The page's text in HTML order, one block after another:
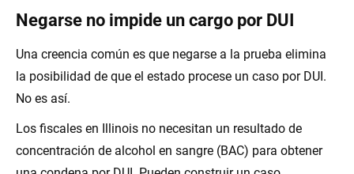
Negarse no impide un cargo por DUI
Una creencia común es que negarse a la prueba elimina
la posibilidad de que el estado procese un caso por DUI.
No es así.
Los fiscales en Illinois no necesitan un resultado de
concentración de alcohol en sangre (BAC) para obtener